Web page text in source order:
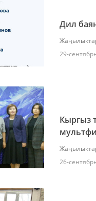
Дил
29-
Кыргыз
26-